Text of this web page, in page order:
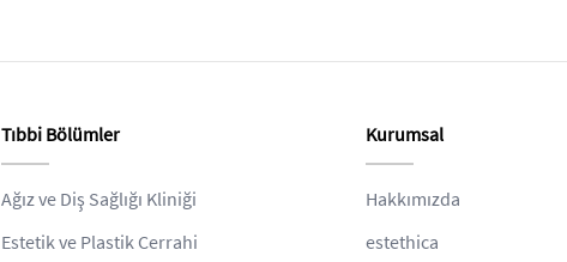
Tıbbi Bölümler
Ağız ve Diş Sağlığı Kliniği
Estetik ve Plastik Cerrahi
Kurumsal
Hakkımızda
estethica